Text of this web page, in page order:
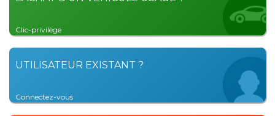
Clic-privilège
UTILISATEUR EXISTANT ?
Connectez-vous